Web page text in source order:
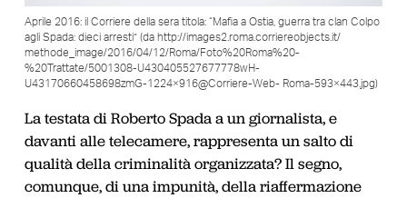
Aprile 2016: il Corriere della sera titola: “Mafia a Ostia, guerra tra clan Colpo
agli Spada: dieci arresti” (da http://images2.roma.corriereobjects.it/
methode_image/2016/04/12/Roma/Foto%20Roma%20-
%20Trattate/5001308-U430405527677778wH-
U43170660458698zmG-1224×916@Corriere-Web- Roma-593×443.jpg)
La testata di Roberto Spada a un giornalista, e
davanti alletelecamere, rappresenta un salto di
qualità della criminalità organizzata? Il segno,
comunque, di una impunità, della riaffermazione